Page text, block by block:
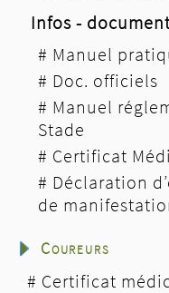
Infos -
# Manuel
# Doc. officiels
# Manuel
Stade
# Certificat
# Déclaration
de
Coureurs
# Certificat